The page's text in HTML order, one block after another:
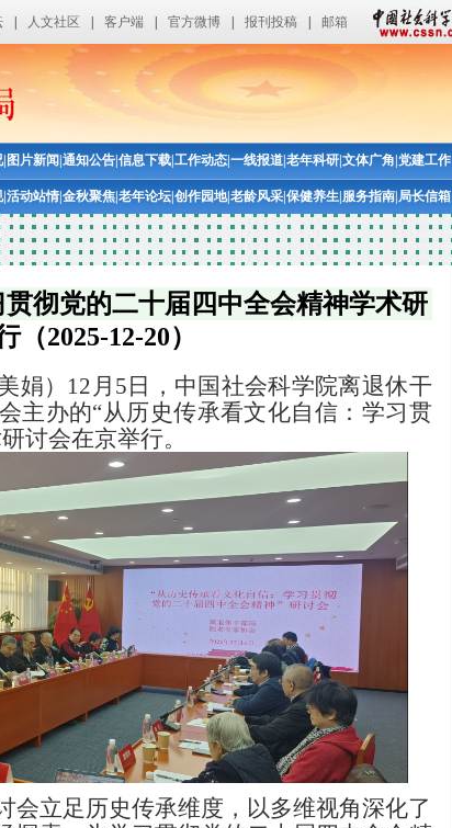
人文社区 客户端 官方微博 报刊投稿 邮箱
| 图片新闻 通知公告 信息下载 工作动态 一线报道 老年科研 文体广角 党建工作
|活动站情 金秋聚焦 老年论坛 创作园地|老龄风采 保健养生 服务指南 局长信箱
彻党的二十届四中全会精神学术研
（2025-12-20）
娟） 12月5日，中国社会科学院离退休干
主办的“从历史传承看文化自信：学习贯
讨会在京举行。
会立足历史传承维度，以多维视角深化了